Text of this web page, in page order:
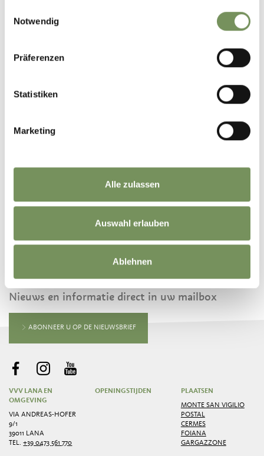
Notwendig
Präferenzen
Statistiken
Marketing
Alle zulassen
Auswahl erlauben
Ablehnen
BLIJF OP DE HOOGTE MET ONS
Nieuws en informatie direct in uw mailbox
ABONNEER U OP DE NIEUWSBRIEF
VVV LANA EN
OMGEVING
VIA ANDREAS-HOFER
9/1
39011 LANA
TEL.+39 0473 561 770
OPENINGSTIJDEN
PLAATSEN
MONTE SAN VIGILIO
POSTAL
CERMES
FOIANA
GARGAZZONE